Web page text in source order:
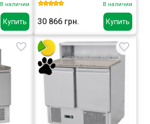
Купить
В наличии
Купить
В наличии
30 866 грн.